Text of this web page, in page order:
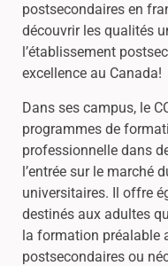
postsecondaires en
découvrir les qualités
l’établissement
excellence au Canada!
Dans ses campus, le
programmes de
professionnelle dans
l’entrée sur le marché
universitaires. Il offre
destinés aux adultes
la formation préalable
postsecondaires ou